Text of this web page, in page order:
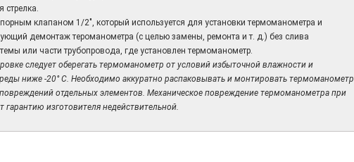
стрелка.
клапаном 1/2", который используется для установки термоманометра и
демонтаж тероманометра (с целью замены, ремонта и т. д.) без слива
или части трубопровода, где установлен термоманометр.
следует оберегать термоманометр от условий избыточной влажности и
ниже -20° С. Необходимо аккуратно распаковывать и монтировать термоманометр
отдельных элементов. Механическое повреждение термоманометра при
гарантию изготовителя недействительной.